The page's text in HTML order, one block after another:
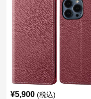
¥5,900 (税込)